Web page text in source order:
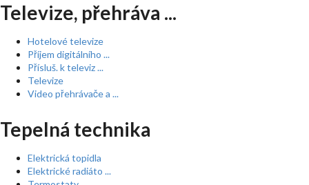
Televize, přehráva ...
Hotelové televize
Příjem digitálního ...
Přísluš. k televiz ...
Televize
Video přehrávače a ...
Tepelná technika
Elektrická topidla
Elektrické radiáto ...